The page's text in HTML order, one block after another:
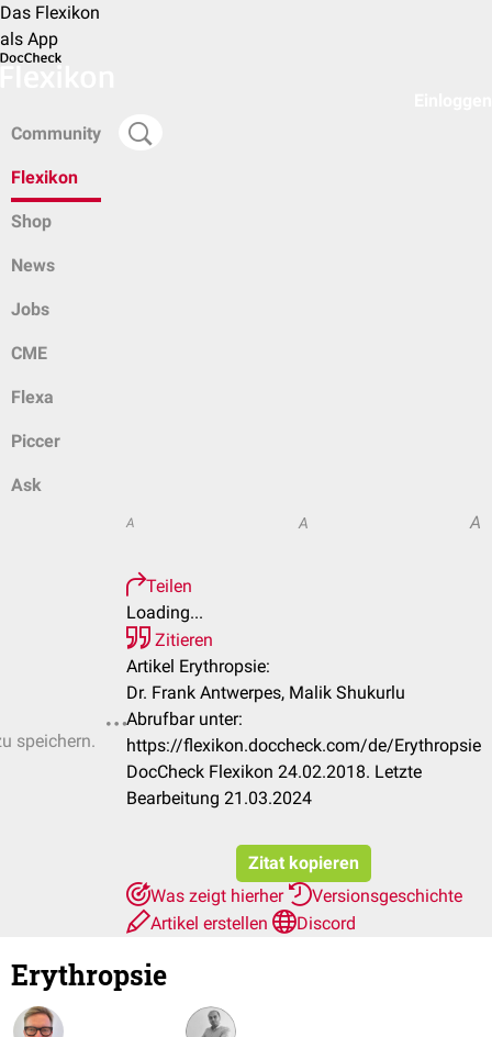
Das Flexikon
als App
Community
Flexikon
Shop
News
Jobs
CME
Flexa
Piccer
Ask
speichern.
A A A
Teilen
Loading...
Zitieren
Artikel Erythropsie:
Dr. Frank Antwerpes, Malik Shukurlu
Abrufbar unter:
https://flexikon.doccheck.com/de/Erythropsie
DocCheck Flexikon 24.02.2018. Letzte
Bearbeitung 21.03.2024
Zitat kopieren
Was zeigt hierher
Versionsgeschichte
Artikel erstellen
Discord
Erythropsie